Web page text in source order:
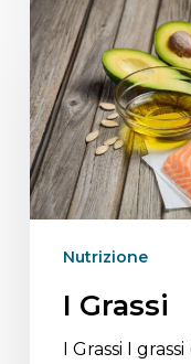
Nutrizione
I Grassi
I Grassi I